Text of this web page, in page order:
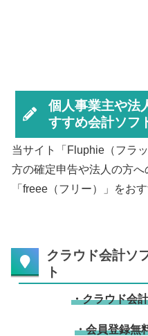
個人事業主や法
すすめ会計ソフ
当サイト「Fluphie（フラ
方の確定申告や法人の方
「freee（フリー）」をお
クラウド会計ソ
ト
・クラウド会
・会員登録無